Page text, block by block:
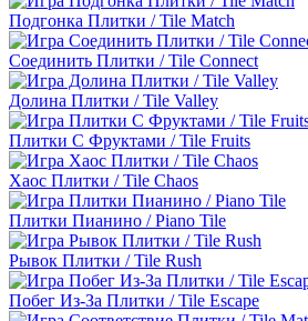
Подгонка Плитки / Tile Match
Соединить Плитки / Tile Connect
Долина Плитки / Tile Valley
Плитки С Фруктами / Tile Fruits
Хаос Плитки / Tile Chaos
Плитки Пианино / Piano Tile
Рывок Плитки / Tile Rush
Побег Из-За Плитки / Tile Escape